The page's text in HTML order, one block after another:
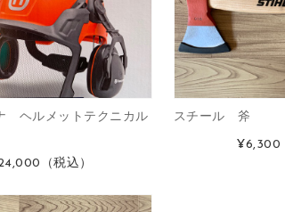
ヘルメットテクニカル
（税込）
スチール 斧
¥6,300